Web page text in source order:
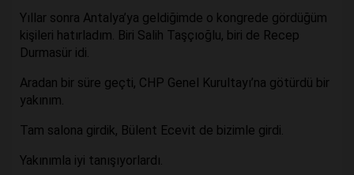
Yıllar sonra Antalya’ya geldiğimde o kongrede gördüğüm
kişileri hatırladım. Biri Salih Taşçıoğlu, biri de Recep
Durmasür idi.
Aradan bir süre geçti, CHP Genel Kurultayı’na götürdü bir
yakınım.
Tam salona girdik, Bülent Ecevit de bizimle girdi.
Yakınımla iyi tanışıyorlardı.